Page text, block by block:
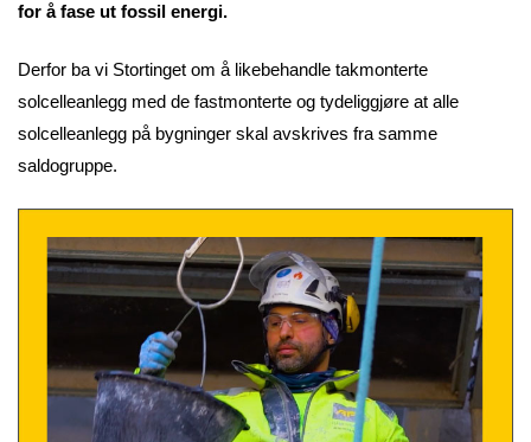
for å fase ut fossil energi.
Derfor ba vi Stortinget om å likebehandle takmonterte
solcelleanlegg med de fastmonterte og tydeliggjøre at alle
solcelleanlegg på bygninger skal avskrives fra samme
saldogruppe.